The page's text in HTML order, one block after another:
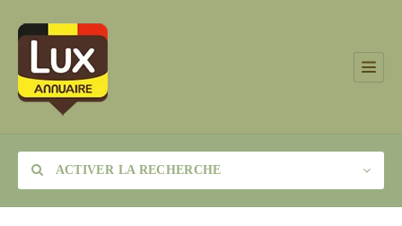
ACTIVER LA RECHERCHE